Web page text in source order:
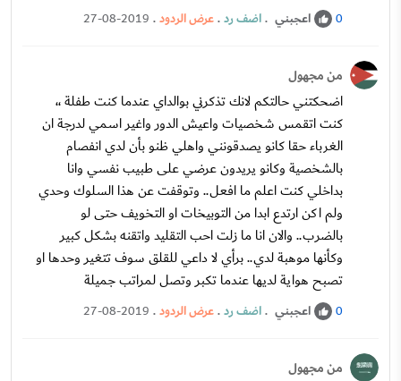
0 اعجبني .اضف رد.عرض الردود.
27-08-2019
من مجهول
اضحكتني حالتكم لانك تذكرني بوالداي عندما كنت طفلة ،،
كنت اتقمس شخصيات واعيش الدور واغير اسمي لدرجة ان
الغرباء حقا كانو يصدقونني واهلي ظنو بأن لدي انفصام
بالشخصية وكانو يريدون عرضي على طبيب نفسي وانا
بداخلي كنت اعلم ما افعل.. وتوقفت عن هذا السلوك وحدي
ولم اكن ارتدع ابدا من التوبيخات او التخويف حتى لو
بالضرب.. والان انا ما زلت احب التقليد واتقنه بشكل كبير
وكأنها موهبة لدي.. برأي لا داعي للقلق سوف تتغير وحدها او
تصبح هواية لديها عندما تكبر وتصل لمراتب جميلة
0 اعجبني .اضف رد.عرض الردود.
27-08-2019
من مجهول